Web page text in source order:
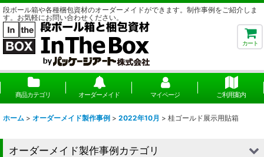
段ボール箱や各種梱包資材のオーダーメイドができます。制作事例をご紹介しま
す。お気軽にお問い合わせください。
カート
商品カテゴリ オーダーメイド マイページ ご利用案内
ホーム > オーダーメイド製作事例 > 2022年10月 > 桂ゴールド展示用貼箱
オーダーメイド製作事例カテゴリ